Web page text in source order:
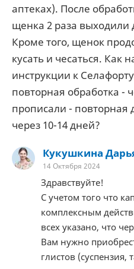
аптеках). После
щенка 2 раза
Кроме того, щенок
кусать и чесаться. Как
инструкции к
повторная обработка -
прописали - повторная
через 10-14 дней?
Кукушкина
14 Октября 2024
Здравствуйте!
С учетом того что
комплексным
всех указано, что
Вам нужно
глистов (суспензия,